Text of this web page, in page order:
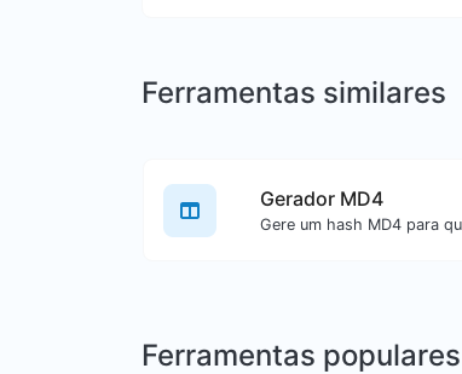
Ferramentas similares
Gerador MD4
Gere um hash MD4 para
Ferramentas populares